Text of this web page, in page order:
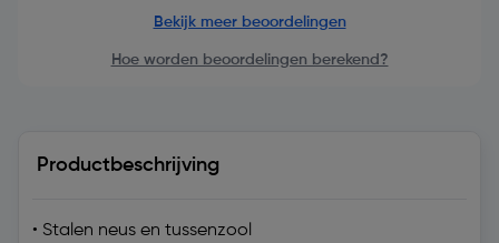
Bekijk meer beoordelingen
Hoe worden beoordelingen berekend?
Productbeschrijving
• Stalen neus en tussenzool